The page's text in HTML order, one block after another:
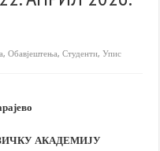
,Обавјештења,Студенти,Упис
АКАДЕМИЈУ